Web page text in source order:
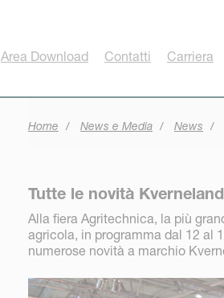
Area Download Contatti Carriera
Home News e Media News
Tutte le novità
Alla fiera Agritechnica, la più
agricola, in programma dal 12 al
numerose novità a marchio